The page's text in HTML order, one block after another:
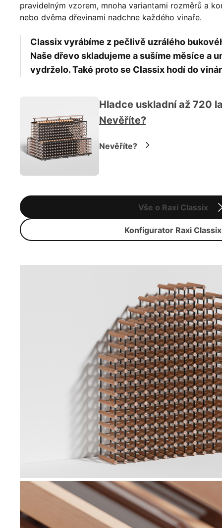
pravidelným vzorem, mnoha variantami rozměrů a
nebo dvěma dřevinami nadchne každého vinaře.
Classix vyrábíme z pečlivě uzrálého
Naše dřevo skladujeme a sušíme měsíce a
vydrželo. Také proto se Classix hodí do
Vše o Raxi Classix
Konfigurator Raxi Classix
Hladce uskladní až 720
Nevěříte?
Nevěříte?